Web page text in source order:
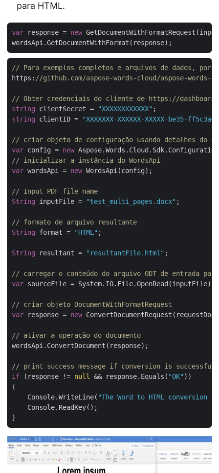
para HTML.
var response = new
// Para exemplos completos e arquivos de dados,
https: //github.com/aspose-words-cloud/aspose-words-
// Obter credenciais do cliente de https://
string clientSecret = "XXXXXXXXXXXX"
string clientID = "XXXXXXX-XXXXXX-XXXXX-be35-
// criar objeto de configuração usando detalhes do
var config = new
// inicializar a instância do WordsApi
var wordsApi = new WordsApi(config);
// Input PDF file name
String inputFile = "test_multi_pages.docx" ;
// formato de arquivo resultante
String format = "HTML" ;
String resultant = "resultantFile.html" ;
// carregar o conteúdo do arquivo ODT de entrada
var sourceFile = System.IO.File.OpenRead(inputFile);
// criar objeto DocumentWithFormatRequest
var response = new
// ativar a operação do documento
wordsApi.ConvertDocument(response);
// print success message if conversion is successful
if (response != null && response.Equals( "OK" ))
{
    Console.WriteLine(
"The Word to HTML conversion
    Console.ReadKey();